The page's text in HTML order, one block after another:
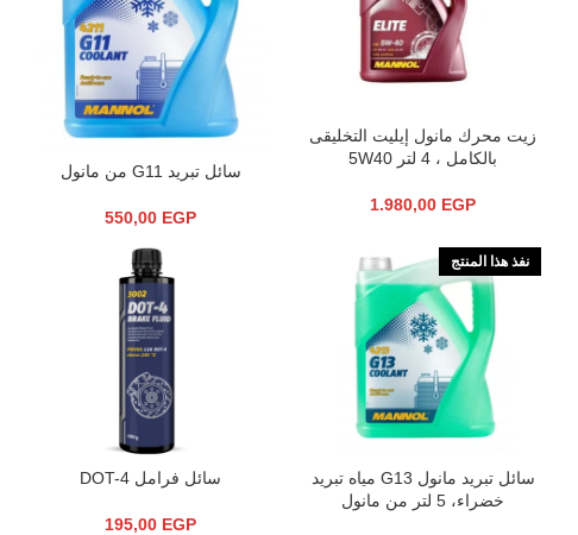
إضافة إلى السلة
زيت محرك مانول إيليت التخليقى
بالكامل ، 4 لتر 5W40
1.980,00 EGP
إضافة إلى السلة
سائل تبريد G11 من مانول
550,00 EGP
نفذ هذا المنتج
قراءة المزيد
سائل تبريد مانول G13 مياه تبريد
خضراء، 5 لتر من مانول
إضافة إلى السلة
سائل فرامل DOT-4
195,00 EGP